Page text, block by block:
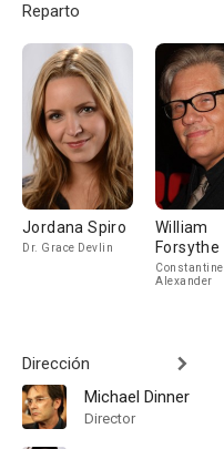
Reparto
Jordana Spiro
Dr. Grace Devlin
William
Forsythe
Constantine
Alexander
Dirección
Michael Dinner
Director